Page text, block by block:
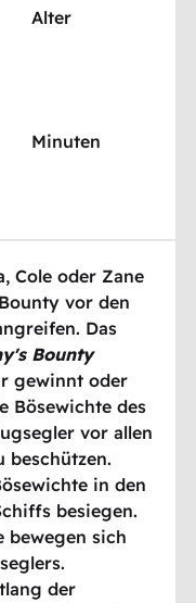
Alter
Minuten
Cole oder Zane
vor den
Das
Bounty
gewinnt oder
Bösewichte des
vor allen
beschützen.
in den
besiegen.
bewegen sich
der